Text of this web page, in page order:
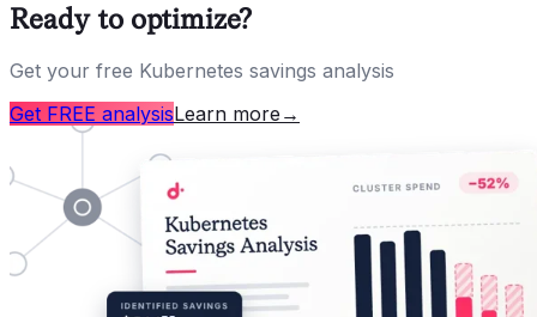
Ready to optimize?
Get your free Kubernetes savings analysis
Get FREE analysisLearn more →